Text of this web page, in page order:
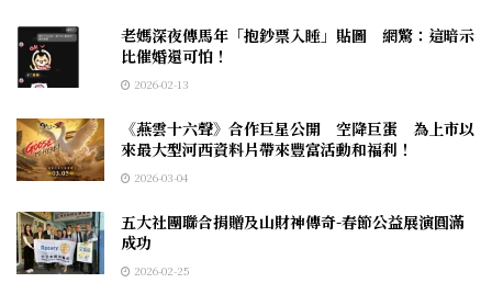
老媽深夜傳馬年「抱鈔票入睡」貼圖 網驚：這暗示
比催婚還可怕！
2026-02-13
《燕雲十六聲》合作巨星公開 空降巨蛋 為上市以
來最大型河西資料片帶來豐富活動和福利！
2026-03-04
五大社團聯合捐贈及山財神傳奇-春節公益展演圓滿
成功
2026-02-25